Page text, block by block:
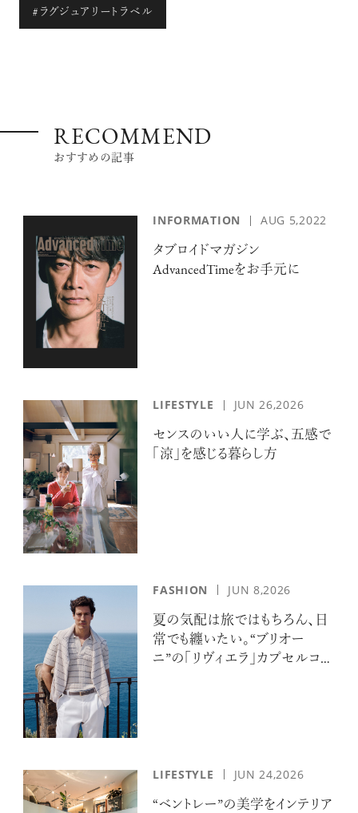
#ラグジュアリートラベル
RECOMMEND
おすすめの記事
INFORMATION AUG 5,2022
タブロイドマガジン
AdvancedTimeをお手元に
LIFESTYLE JUN 26,2026
センスのいい人に学ぶ、五感で
「涼」を感じる暮らし方
FASHION JUN 8,2026
夏の気配は旅ではもちろん、日
常でも纏いたい。“ブリオー
ニ”の「リヴィエラ」カプセルコレ
LIFESTYLE JUN 24,2026
“ベントレー”の美学をインテリア